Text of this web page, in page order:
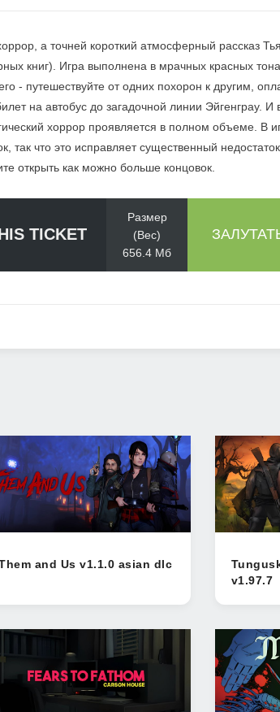
а точней короткий атмосферный рассказ
книг). Игра выполнена в мрачных красных
- путешествуйте от одних похорон к другим,
на автобус до загадочной линии Эйгенграу. И
хоррор проявляется в полном объеме. В
так что это исправляет существенный недостаток
открыть как можно больше концовок.
TICKET
Размер
(Вес)
656.4 Мб
and Us v1.1.0 asian dlc
v1.97.7